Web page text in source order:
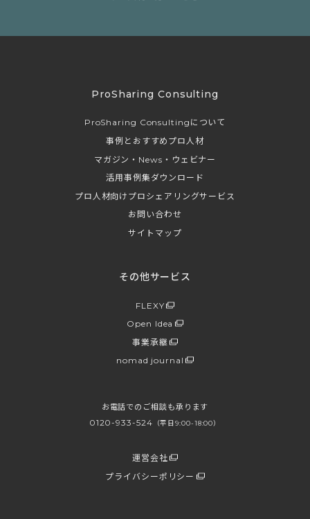
ProSharing Consulting
ProSharing Consultingについて
事例とおすすめプロ人材
マガジン・News・ウェビナー
活用事例集ダウンロード
プロ人材向けプロシェアリングサービス
お問い合わせ
サイトマップ
その他サービス
FLEXY
Open Idea
事業承継
nomad journal
お電話でのご相談も承ります
0120-933-524 （平日9:00-18:00）
運営会社
プライバシーポリシー